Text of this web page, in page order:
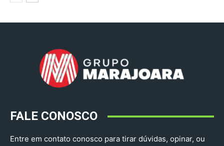
FALE CONOSCO
Entre em contato conosco para tirar dúvidas, opinar, ou